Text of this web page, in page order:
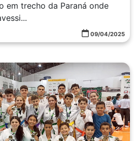
em trecho da Paraná onde
09/04/2025